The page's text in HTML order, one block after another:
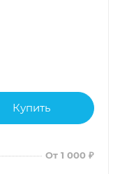
Купить
От 1 000 ₽